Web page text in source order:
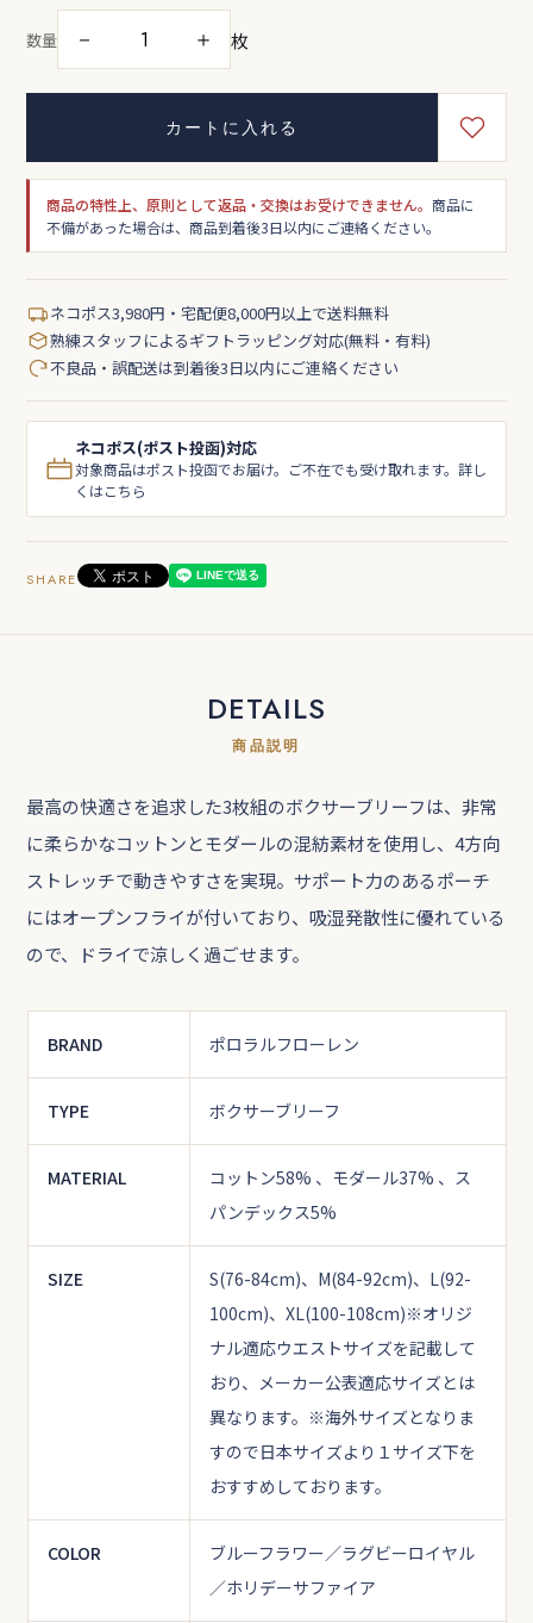
数量 － ＋ 枚
カートに入れる
商品の特性上、原則として返品・交換はお受けできません。商品に
不備があった場合は、商品到着後3日以内にご連絡ください。
ネコポス3,980円・宅配便8,000円以上で送料無料
熟練スタッフによるギフトラッピング対応(無料・有料)
不良品・誤配送は到着後3日以内にご連絡ください
ネコポス(ポスト投函)対応
対象商品はポスト投函でお届け。ご不在でも受け取れます。詳し
くはこちら
SHARE
DETAILS
商品説明
最高の快適さを追求した3枚組のボクサーブリーフは、非常
に柔らかなコットンとモダールの混紡素材を使用し、4方向
ストレッチで動きやすさを実現。サポート力のあるポーチ
にはオープンフライが付いており、吸湿発散性に優れている
ので、ドライで涼しく過ごせます。
BRAND ポロラルフローレン
TYPE ボクサーブリーフ
MATERIAL
コットン58% 、モダール37% 、ス
パンデックス5%
SIZE
S(76-84cm)、M(84-92cm)、L(92-
100cm)、XL(100-108cm)※オリジ
ナル適応ウエストサイズを記載して
おり、メーカー公表適応サイズとは
異なります。 ※海外サイズとなりま
すので日本サイズより１サイズ下を
おすすめしております。
COLOR
ブルーフラワー／ラグビーロイヤル
／ホリデーサファイア